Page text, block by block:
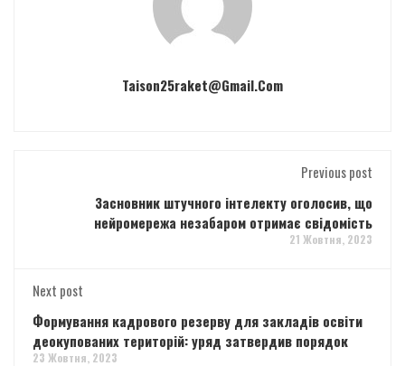
Taison25raket@gmail.com
Previous post
Засновник штучного інтелекту оголосив, що
нейромережа незабаром отримає свідомість
21 Жовтня, 2023
Next post
Формування кадрового резерву для закладів освіти
деокупованих територій: уряд затвердив порядок
23 Жовтня, 2023